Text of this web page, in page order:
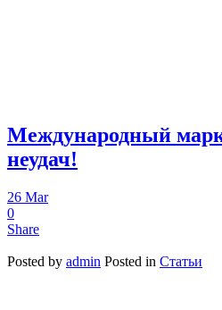
Международный
неудач!
26 Mar
0
Share
Posted by admin Posted in Статьи